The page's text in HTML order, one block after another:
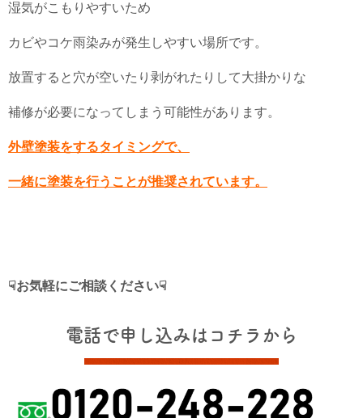
湿気がこもりやすいため
カビやコケ雨染みが発生しやすい場所です。
放置すると穴が空いたり剥がれたりして大掛かりな
補修が必要になってしまう可能性があります。
外壁塗装をするタイミングで、
一緒に塗装を行うことが推奨されています。
☟お気軽にご相談ください☟
電話で申し込みはコチラから